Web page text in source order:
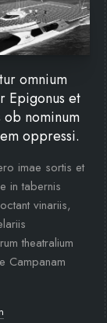
omnium
Epigonus et
ob nominum
oppressi.
imae sortis et
in tabernis
vinariis,
theatralium
Campanam